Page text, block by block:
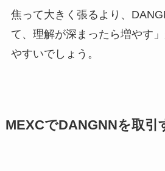
焦って大きく張るより、
て、理解が深まったら増やす
やすいでしょう。
MEXCでDANGNNを取引